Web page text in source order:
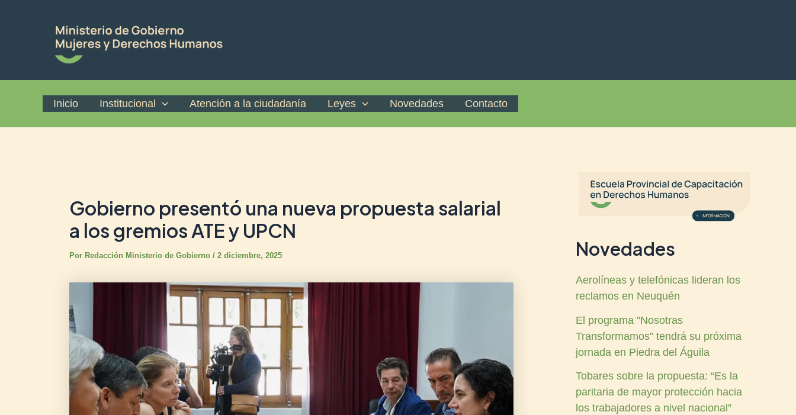
Inicio Institucional Atención a la ciudadanía Leyes Novedades Contacto
Gobierno presentó una nueva propuesta salarial
a los gremios ATE y UPCN
Por Redacción Ministerio de Gobierno / 2 diciembre, 2025
navigation
Novedades
Aerolíneas y telefónicas lideran los
reclamos en Neuquén
El programa "Nosotras
Transformamos" tendrá su próxima
jornada en Piedra del Águila
Tobares sobre la propuesta: “Es la
paritaria de mayor protección hacia
los trabajadores a nivel nacional”